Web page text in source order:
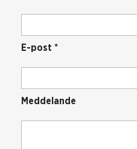
E-post *
Meddelande